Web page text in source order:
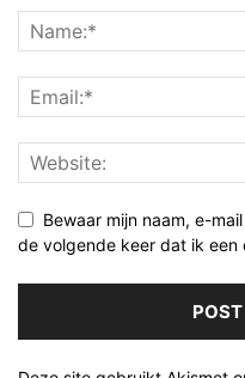
Bewaar mijn naam, e-
de volgende keer dat ik een